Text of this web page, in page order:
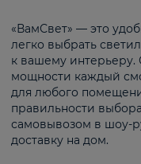
«ВамСвет» — это
легко выбрать
к вашему интерьеру.
мощности каждый
для любого
правильности
самовывозом в шоу-
доставку на дом.